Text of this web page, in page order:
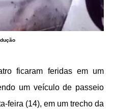
ficaram feridas em um
um veículo de passeio
feira (14), em um trecho da